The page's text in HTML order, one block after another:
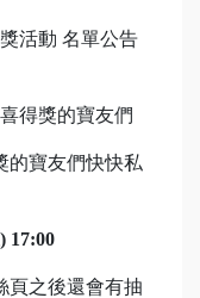
活動 名單公告
得獎的寶友們
的寶友們快快私
17:00
頁之後還會有抽